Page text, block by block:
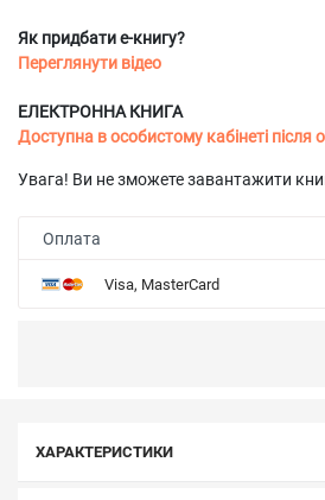
Як придбати е-книгу?
Переглянути відео
ЕЛЕКТРОННА КНИГА
Доступна в особистому кабінеті після
Увага! Ви не зможете завантажити
Оплата
Visa, MasterCard
ХАРАКТЕРИСТИКИ